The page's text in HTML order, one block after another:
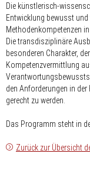
Die künstlerisch-
Entwicklung bewusst
Methodenkompetenzen
Die transdisziplinäre
besonderen Charakter,
Kompetenzvermittlung
den Anforderungen in
gerecht zu werden.
Das Programm steht in
Zurück zur Übersicht